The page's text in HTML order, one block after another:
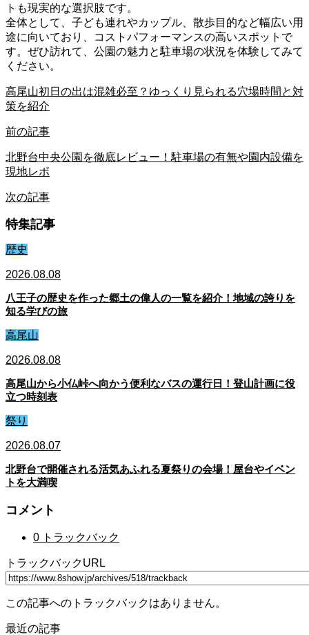
トも現実的な選択肢です。
全体として、子ども連れやカップル、散歩目的など幅広い用
途に向いており、コストパフォーマンスの高いスポットで
す。ぜひ訪れて、公園の魅力と駐車場の状況を体験してみて
ください。
高尾山初日の出は混雑必至？ゆっくり見られる穴場時間と対
策を紹介
前の記事
北野台中央公園を徹底レビュー！駐車場の有無や園内設備を
現地レポ
次の記事
特集記事
歴史
2026.08.08
八王子の歴史を作った郷土の偉人の一覧を紹介！地域の誇りを
知る学びの旅
高尾山
2026.08.08
高尾山から小仏峠へ向かう便利なバスの運行日！登山計画に役
立つ時刻表
祭り
2026.08.07
北野台で開催される活気あふれる夏祭りの会場！屋台やイベン
トを大満喫
コメント
0 トラックバック
トラックバックURL
この記事へのトラックバックはありません。
最近の記事